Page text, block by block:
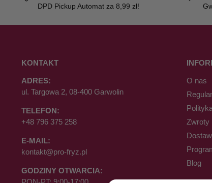
DPD Pickup Automat za 8,99 zł!
KONTAKT
ADRES:
ul. Targowa 2, 08-400 Garwolin
TELEFON:
+48 796 375 258
E-MAIL:
kontakt@pro-fryz.pl
GODZINY OTWARCIA:
O nas
Zwroty
Blog